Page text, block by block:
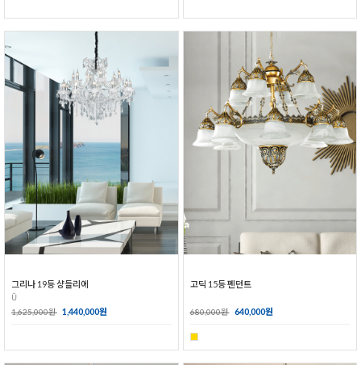
그리나 19등 샹들리에
Ŭ
1,625,000원 1,440,000원
고딕 15등 펜던트
680,000원 640,000원